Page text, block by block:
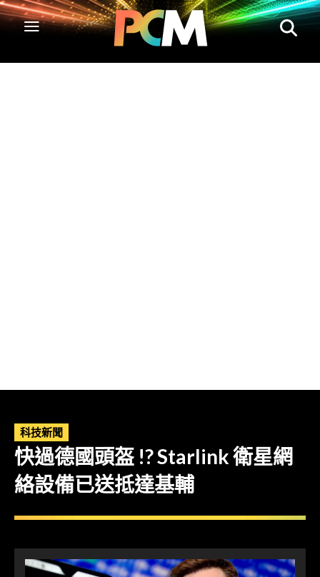
科技新聞
快過德國頭盔 !? Starlink 衛星網
絡設備已送抵達基輔